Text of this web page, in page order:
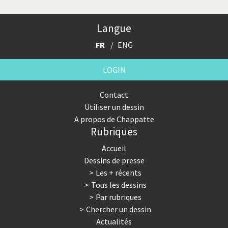
Langue
FR ENG
LOGIN
Contact
Utiliser un dessin
A propos de Chappatte
Rubriques
Accueil
Dessins de presse
Les + récents
Tous les dessins
Par rubriques
Chercher un dessin
Actualités